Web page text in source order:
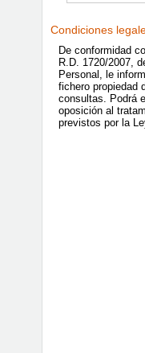
Condiciones
De conformidad
R.D. 1720/2007,
Personal, le
fichero propiedad
consultas. Podrá
oposición al
previstos por la